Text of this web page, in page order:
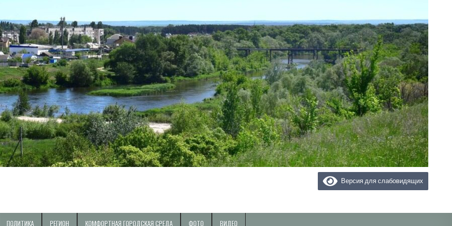
Версия для слабовидящих
ПОЛИТИКА РЕГИОН КОМФОРТНАЯ ГОРОДСКАЯ СРЕДА ФОТО ВИДЕО